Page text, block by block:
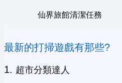
仙界旅館清潔任務
最新的打掃遊戲有那些?
超市分類達人